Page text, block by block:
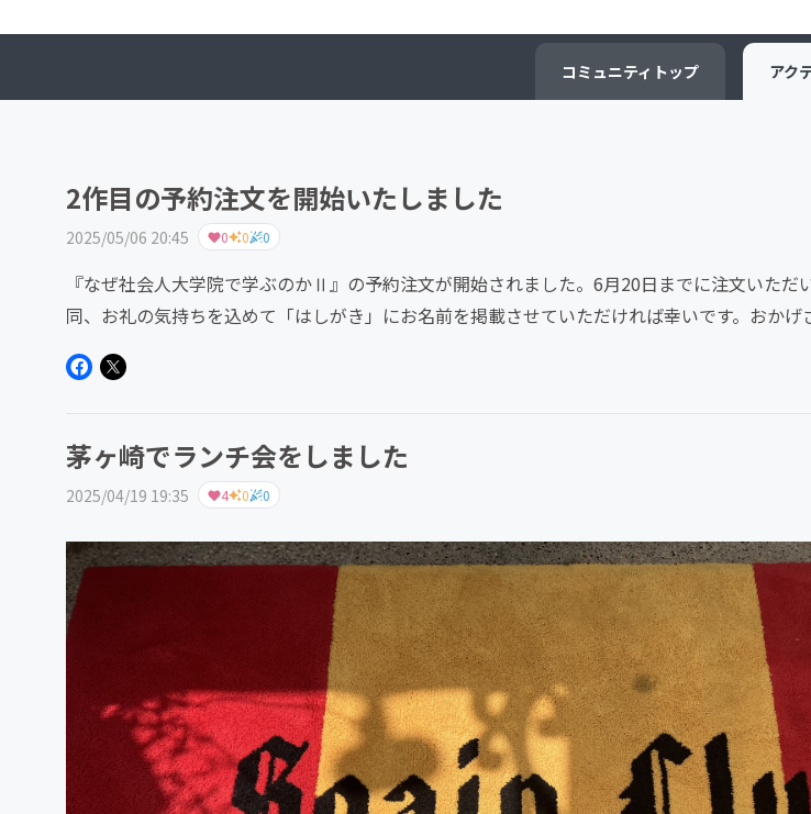
CAMPFIRE for Social Good
コミュニティ トップ アク
2作目の予約注文を開始いたしました
2025/05/06 20:45 0 0 0
『なぜ社会人大学院で学ぶのかⅡ』の予約注文が開始されました。6月20日までに注文いただ
同、お礼の気持ちを込めて「はしがき」にお名前を掲載させていただければ幸いです。おかげ
そろいました。ありがとう...
茅ヶ崎でランチ会をしました
2025/04/19 19:35 4 0 0